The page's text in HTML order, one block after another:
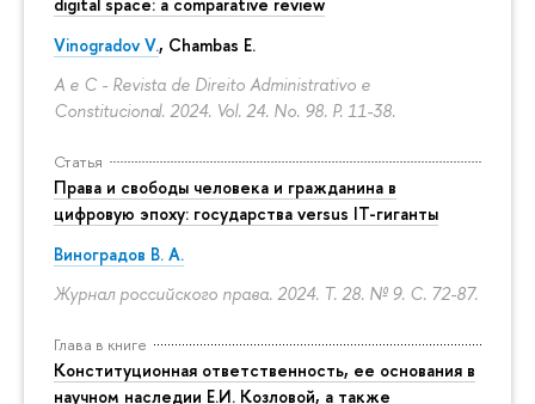
Vinogradov V., Chambas E.
A e C - Revista de Direito Administrativo e
Constitucional. 2024. Vol. 24. No. 98. P. 11-38.
Статья
Права и свободы человека и гражданина в
цифровую эпоху: государства versus IT-гиганты
Виноградов В. А.
Журнал российского права. 2024. Т. 28. № 9. С. 72-87.
Глава в книге
Конституционная ответственность, ее основания в
научном наследии Е.И. Козловой, а также